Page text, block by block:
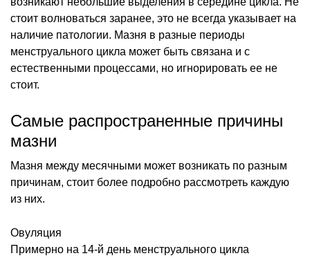
стоит волноваться заранее, это не всегда указывает на
наличие патологии. Мазня в разные периоды
менструального цикла может быть связана и с
естественными процессами, но игнорировать ее не
стоит.
Самые распространенные причины
мазни
Мазня между месячными может возникать по разным
причинам, стоит более подробно рассмотреть каждую
из них.
Овуляция
Примерно на 14-й день менструального цикла